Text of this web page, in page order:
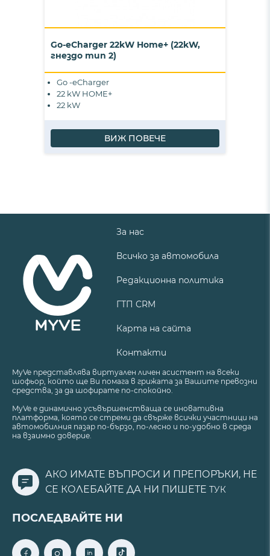
Go-eCharger 22kW Home+ (22kW,
гнездо тип 2)
Go -eCharger
22 kW HOME+
22 kW
ВИЖ ПОВЕЧЕ
За нас
Всичко за автомобила
Редакционна политика
ГТП CRM
Карта на сайта
Контакти
MyVe представлява виртуален личен асистент на всеки
шофьор, който ще Ви помага в грижата за Вашите превозни
средства, за да шофирате по-спокойно.
MyVe е динамично усъвършенстваща се иновативна
платформа, която се стреми да свърже всички участници на
автомобилния пазар по-бързо, по-лесно и по-удобно в среда
на взаимно доверие.
АКО ИМАТЕ ВЪПРОСИ И ПРЕПОРЪКИ, НЕ
СЕ КОЛЕБАЙТЕ ДА НИ ПИШЕТЕ ТУК
ПОСЛЕДВАЙТЕ НИ